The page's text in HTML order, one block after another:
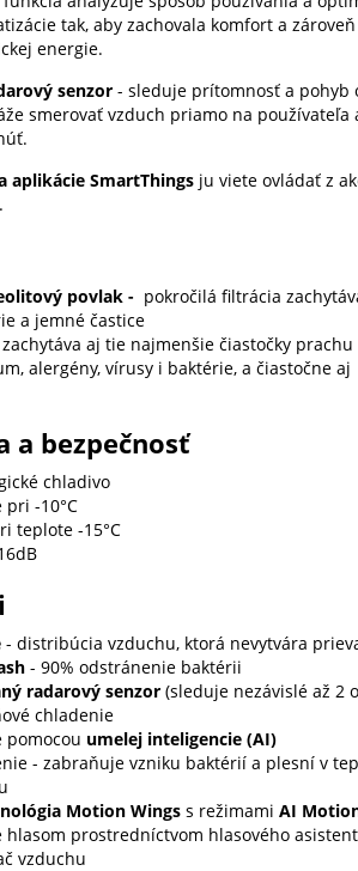
tak, aby zachovala komfort a
energie.
senzor - sleduje prítomnosť a pohyb
smerovať vzduch priamo na používateľa
aplikácie SmartThingsju viete ovládať z
povlak - pokročilá filtrácia
a jemné častice
aj tie najmenšie čiastočky prachu
alergény, vírusy i baktérie, a čiastočne aj
a bezpečnosť
chladivo
-10°C
teplote -15°C
- distribúcia vzduchu, ktorá nevytvára
- 90% odstránenie baktérii
radarový senzor(sleduje nezávislé až 2
chladenie
pomocou umelej inteligencie (AI)
- zabraňuje vzniku baktérií a plesní v
Motion Wingss režimami AI
hlasom prostredníctvom hlasového
vzduchu